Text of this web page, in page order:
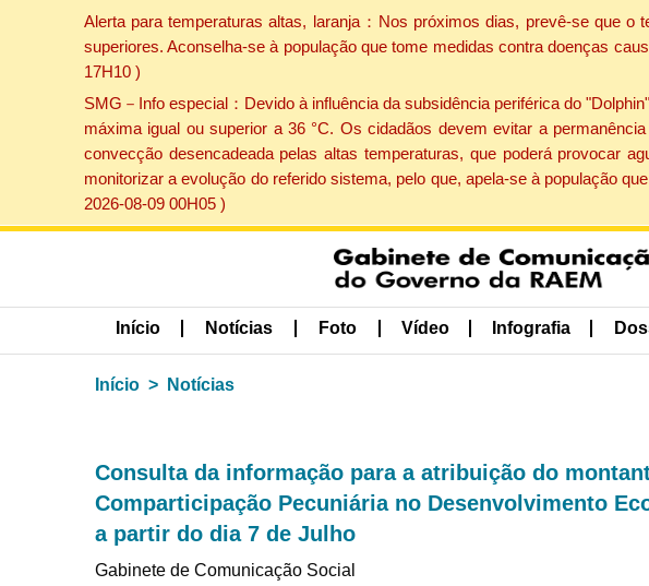
Alerta para temperaturas altas, laranja：Nos próximos dias, prevê-se que
superiores. Aconselha-se à população que tome medidas contra doenças
17H10 )
SMG－Info especial：Devido à influência da subsidência periférica do
máxima igual ou superior a 36 °C. Os cidadãos devem evitar a
convecção desencadeada pelas altas temperaturas, que poderá provocar
monitorizar a evolução do referido sistema, pelo que, apela-se à população
2026-08-09 00H05 )
Início Notícias Foto Vídeo Infografia
Início Notícias
Consulta da informação para a atribuição do
Comparticipação Pecuniária no Desenvolvimento
a partir do dia 7 de Julho
Gabinete de Comunicação Social